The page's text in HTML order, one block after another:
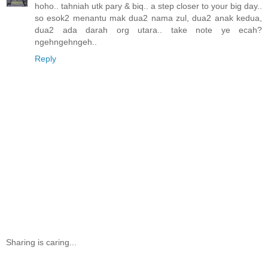
hoho.. tahniah utk pary & biq.. a step closer to your big day..
so esok2 menantu mak dua2 nama zul, dua2 anak kedua,
dua2 ada darah org utara.. take note ye ecah?
ngehngehngeh..
Reply
Sharing is caring...